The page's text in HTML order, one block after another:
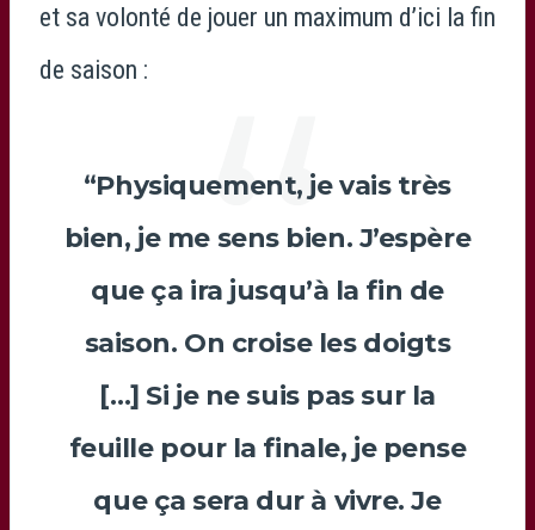
et sa volonté de jouer un maximum d’ici la fin
de saison :
“Physiquement, je vais très
bien, je me sens bien. J’espère
que ça ira jusqu’à la fin de
saison. On croise les doigts
[…] Si je ne suis pas sur la
feuille pour la finale, je pense
que ça sera dur à vivre. Je